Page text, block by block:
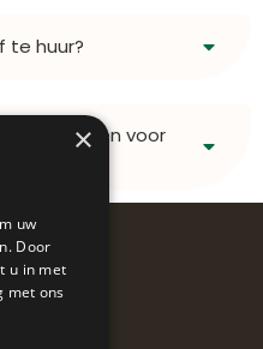
te huur?
te huren voor
×
uw
Door
u in met
met ons